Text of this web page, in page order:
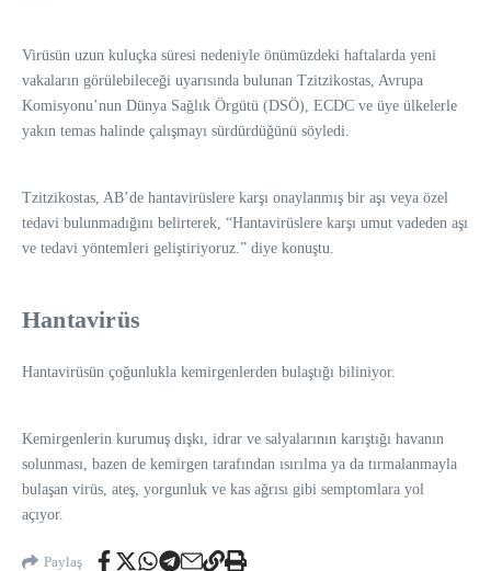
Virüsün uzun kuluçka süresi nedeniyle önümüzdeki haftalarda yeni
vakaların görülebileceği uyarısında bulunan Tzitzikostas, Avrupa
Komisyonu’nun Dünya Sağlık Örgütü (DSÖ), ECDC ve üye ülkelerle
yakın temas halinde çalışmayı sürdürdüğünü söyledi.
Tzitzikostas, AB’de hantavirüslere karşı onaylanmış bir aşı veya özel
tedavi bulunmadığını belirterek, “Hantavirüslere karşı umut vadeden aşı
ve tedavi yöntemleri geliştiriyoruz.” diye konuştu.
Hantavirüs
Hantavirüsün çoğunlukla kemirgenlerden bulaştığı biliniyor.
Kemirgenlerin kurumuş dışkı, idrar ve salyalarının karıştığı havanın
solunması, bazen de kemirgen tarafından ısırılma ya da tırmalanmayla
bulaşan virüs, ateş, yorgunluk ve kas ağrısı gibi semptomlara yol
açıyor.
Paylaş